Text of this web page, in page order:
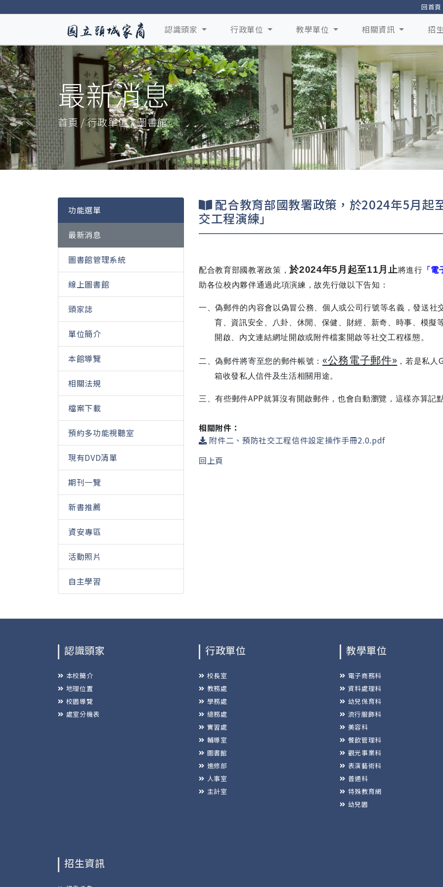
回首頁
認識頭家 行政單位 教學單位 相關資訊 招
最新消息
首頁 / 行政單位 / 圖書館
功能選單
最新消息
圖書館管理系統
線上圖書館
頭家誌
單位簡介
本館導覽
相關法規
檔案下載
預約多功能視聽室
現有DVD清單
期刊一覽
新書推薦
資安專區
活動照片
自主學習
配合教育部國教署政策，於2024年5月起
交工程演練」
配合教育部國教署政策，於2024年5月起至11月止將進行 「
助各位校內夥伴通過此項演練，故先行做以下告知：
一、偽郵件的內容會以偽冒公務、個人或公司行號等名義，發送
育、資訊安全、八卦、休閒、保健、財經、新奇、時事、模擬
開啟、內文連結網址開啟或附件檔案開啟等社交工程樣態。
二、偽郵件將寄至您的郵件帳號： «公務電子郵件» ，若是私人
箱收發私人信件及生活相關用途。
三、有些郵件APP就算沒有開啟郵件，也會自動瀏覽，這樣亦算記
相關附件：
附件二、預防社交工程信件設定操作手冊2.0.pdf
回上頁
認識頭家
本校簡介
地理位置
校園導覽
處室分機表
行政單位
校長室
教務處
學務處
總務處
實習處
輔導室
圖書館
進修部
人事室
主計室
教學單位
電子商務科
資料處理科
幼兒保育科
流行服飾科
美容科
餐飲管理科
觀光事業科
表演藝術科
普通科
特殊教育網
幼兒園
招生資訊